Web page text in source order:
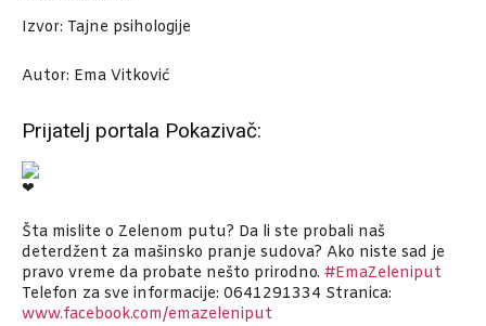
Izvor: Tajne psihologije
Autor: Ema Vitković
Prijatelj portala Pokazivač:
Šta mislite o Zelenom putu? Da li ste probali naš
deterdžent za mašinsko pranje sudova? Ako niste sad je
pravo vreme da probate nešto prirodno. #EmaZeleniput
Telefon za sve informacije: 0641291334 Stranica:
www.facebook.com/emazeleniput